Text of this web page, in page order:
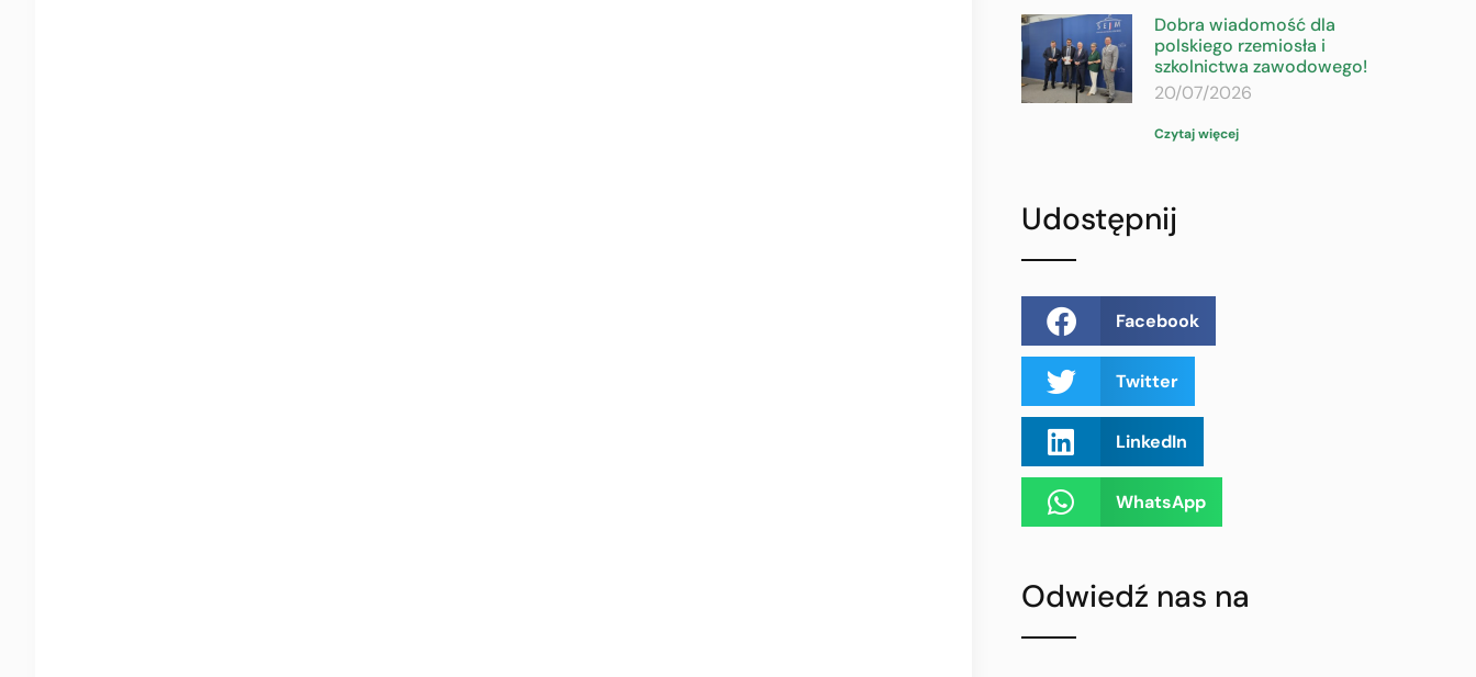
Dobra wiadomość dla
polskiego rzemiosła i
szkolnictwa zawodowego!
20/07/2026
Czytaj więcej
Udostępnij
Facebook
Twitter
LinkedIn
WhatsApp
Odwiedź nas na